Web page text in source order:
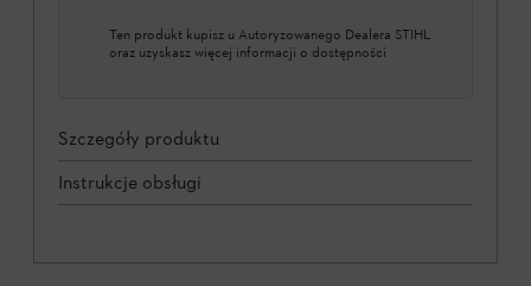
Ten produkt kupisz u Autoryzowanego Dealera STIHL
oraz uzyskasz więcej informacji o dostępności
Szczegóły produktu
Instrukcje obsługi